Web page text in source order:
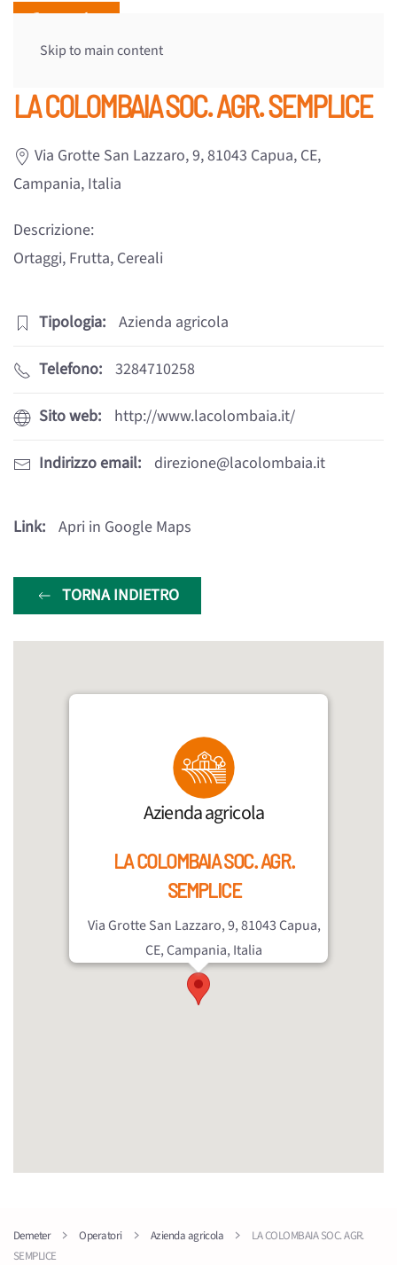
Skip to main content
LA COLOMBAIA SOC. AGR. SEMPLICE
Via Grotte San Lazzaro, 9, 81043 Capua, CE,
Campania, Italia
Descrizione:
Ortaggi, Frutta, Cereali
Tipologia: Azienda agricola
Telefono: 3284710258
Sito web: http://www.lacolombaia.it/
Indirizzo email: direzione@lacolombaia.it
Link: Apri in Google Maps
TORNA INDIETRO
Azienda agricola
LA COLOMBAIA SOC. AGR.
SEMPLICE
Via Grotte San Lazzaro, 9, 81043 Capua,
CE, Campania, Italia
Demeter Operatori Azienda agricola
LA COLOMBAIA SOC. AGR.
SEMPLICE